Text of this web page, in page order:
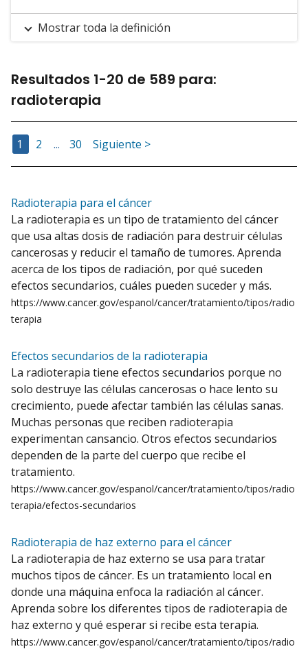
Mostrar toda la definición
Resultados 1-20 de 589 para:
radioterapia
1 Ir a la Página
2 Ir a la Página
... 30 Ir a la Página
Siguiente >
Radioterapia para el cáncer
La radioterapia es un tipo de tratamiento del cáncer
que usa altas dosis de radiación para destruir células
cancerosas y reducir el tamaño de tumores. Aprenda
acerca de los tipos de radiación, por qué suceden
efectos secundarios, cuáles pueden suceder y más.
https://www.cancer.gov/espanol/cancer/tratamiento/tipos/radio
terapia
Efectos secundarios de la radioterapia
La radioterapia tiene efectos secundarios porque no
solo destruye las células cancerosas o hace lento su
crecimiento, puede afectar también las células sanas.
Muchas personas que reciben radioterapia
experimentan cansancio. Otros efectos secundarios
dependen de la parte del cuerpo que recibe el
tratamiento.
https://www.cancer.gov/espanol/cancer/tratamiento/tipos/radio
terapia/efectos-secundarios
Radioterapia de haz externo para el cáncer
La radioterapia de haz externo se usa para tratar
muchos tipos de cáncer. Es un tratamiento local en
donde una máquina enfoca la radiación al cáncer.
Aprenda sobre los diferentes tipos de radioterapia de
haz externo y qué esperar si recibe esta terapia.
https://www.cancer.gov/espanol/cancer/tratamiento/tipos/radio